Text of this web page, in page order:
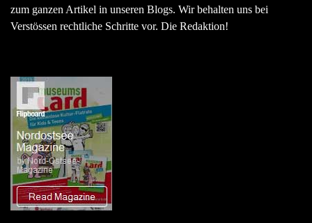
zum ganzen Artikel in unseren Blogs. Wir behalten uns bei
Verstössen rechtliche Schritte vor. Die Redaktion!